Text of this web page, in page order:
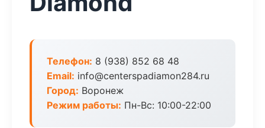
Телефон: 8 (938) 852 68 48
Email: info@centerspadiamon284.ru
Город: Воронеж
Режим работы: Пн-Вс: 10:00-22:00